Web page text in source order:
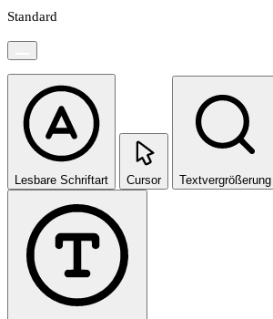
Standard
Lesbare Schriftart Cursor Textvergrößerung